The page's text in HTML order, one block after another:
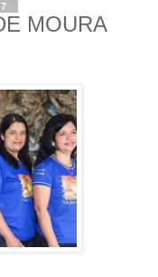
MOURA